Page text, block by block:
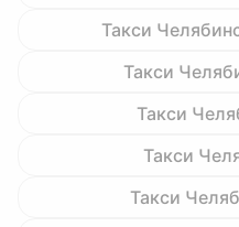
Такси
Такси
Такси
Такси
Такси